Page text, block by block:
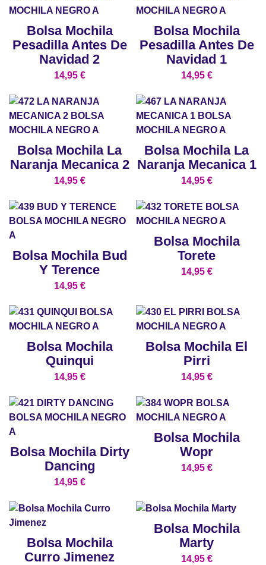
Bolsa Mochila
Pesadilla Antes De
Navidad 2
14,95 €
Bolsa Mochila
Pesadilla Antes De
Navidad 1
14,95 €
Bolsa Mochila La
Naranja Mecanica 2
14,95 €
Bolsa Mochila La
Naranja Mecanica 1
14,95 €
Bolsa Mochila Bud
Y Terence
14,95 €
Bolsa Mochila
Torete
14,95 €
Bolsa Mochila
Quinqui
14,95 €
Bolsa Mochila El
Pirri
14,95 €
Bolsa Mochila Dirty
Dancing
14,95 €
Bolsa Mochila
Wopr
14,95 €
Bolsa Mochila
Curro Jimenez
Bolsa Mochila
Marty
14,95 €